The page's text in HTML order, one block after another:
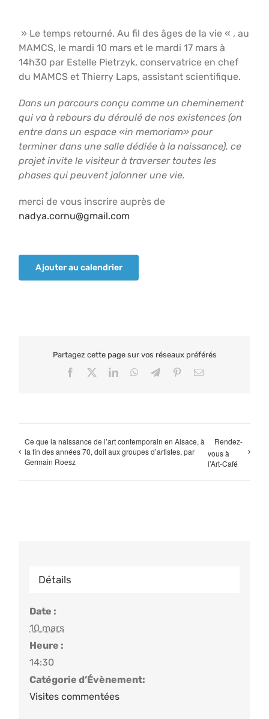
» Le temps retourné. Au fil des âges de la vie « , au
MAMCS, le mardi 10 mars et le mardi 17 mars à
14h30 par Estelle Pietrzyk, conservatrice en chef
du MAMCS et Thierry Laps, assistant scientifique.
Dans un parcours conçu comme un cheminement
qui va à rebours du déroulé de nos existences (on
entre dans un espace «in memoriam» pour
terminer dans une salle dédiée à la naissance), ce
projet invite le visiteur à traverser toutes les
phases qui peuvent jalonner une vie.
merci de vous inscrire auprès de
nadya.cornu@gmail.com
Ajouter au calendrier
Partagez cette page sur vos réseaux préférés
Facebook LinkedInWhatsApp
TelegramPinterestEmail
Ce que la naissance de l’art contemporain en Alsace, à
la fin des années 70, doit aux groupes d’artistes, par
Germain Roesz
Rendez-
vous à
l’Art-Café
Détails
Date :
10 mars
Heure :
14:30
Catégorie d’Évènement:
Visites commentées